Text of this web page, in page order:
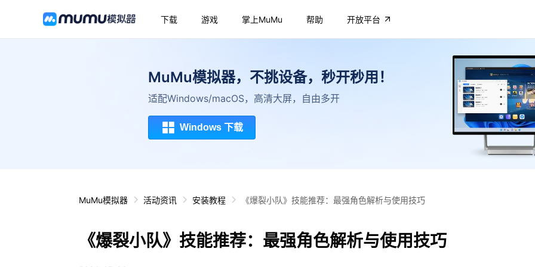
下载 游戏 掌上MuMu 帮助 开放平台
MuMu模拟器，不挑设备，秒开秒用！
适配Windows/macOS，高清大屏，自由多开
Windows 下载
MuMu模拟器 活动资讯 安装教程 《爆裂小队》技能推荐：最强角色解析与使用技巧
《爆裂小队》技能推荐：最强角色解析与使用技巧